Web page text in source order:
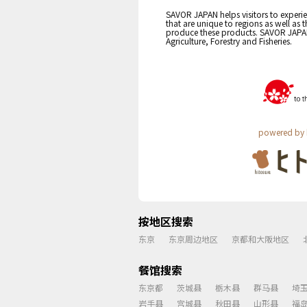
SAVOR JAPAN helps visitors to
that are unique to regions as well as
produce these products. SAVOR
Agriculture, Forestry and Fisheries.
powered by
按地区搜索
东京 东京周边地区 京都和大阪地区
餐馆搜索
东京都 茨城县 栃木县 群马县
埼
岩手县
宫城县 秋田县 山形县 福